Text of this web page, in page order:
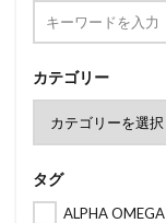
カテゴリー
タグ
ALPHA OMEGA